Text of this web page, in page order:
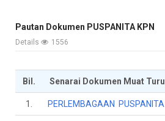
Pautan Dokumen PUSPANITA KPN
Details 1556
Bil. Senarai Dokumen Muat
1. PERLEMBAGAAN PUSPANITA